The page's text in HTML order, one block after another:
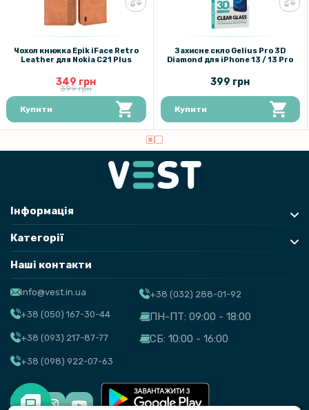
Чохол книжка Epik iFace Retro
Leather для Nokia C21 Plus
349 грн
399 грн
Купити
Захисне скло Gelius Pro 3D
Diamond для iPhone 13 / 13 Pro
399 грн
Купити
Інформація
Категорії
Наші контакти
info@vest.in.ua
+38 (050) 167-30-44
+38 (093) 217-87-77
+38 (098) 922-07-63
+38 (032) 288-01-92
ПН-ПТ: 09:00 - 18:00
СБ: 10:00 - 16:00